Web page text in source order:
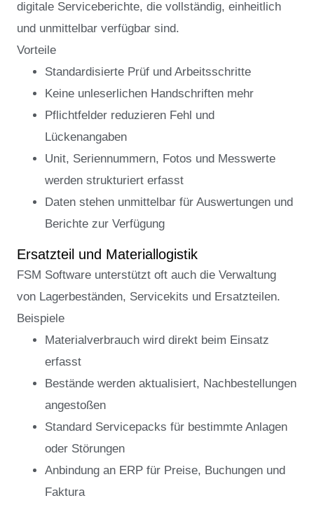
digitale Serviceberichte, die vollständig, einheitlich
und unmittelbar verfügbar sind.
Vorteile
Standardisierte Prüf und Arbeitsschritte
Keine unleserlichen Handschriften mehr
Pflichtfelder reduzieren Fehl und
Lückenangaben
Unit, Seriennummern, Fotos und Messwerte
werden strukturiert erfasst
Daten stehen unmittelbar für Auswertungen und
Berichte zur Verfügung
Ersatzteil und Materiallogistik
FSM Software unterstützt oft auch die Verwaltung
von Lagerbeständen, Servicekits und Ersatzteilen.
Beispiele
Materialverbrauch wird direkt beim Einsatz
erfasst
Bestände werden aktualisiert, Nachbestellungen
angestoßen
Standard Servicepacks für bestimmte Anlagen
oder Störungen
Anbindung an ERP für Preise, Buchungen und
Faktura